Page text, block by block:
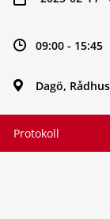
09:00 - 15:45
Dagö,
Protokoll